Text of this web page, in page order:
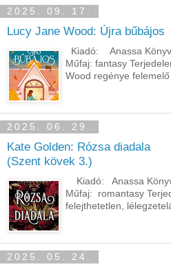
2025. 09. 17.
Lucy Jane Wood: Újra bűbájos
Kiadó: Anassa
Műfaj: fantasy
Wood regénye felemelő
2025. 06. 29.
Kate Golden: Rózsa diadala
(Szent kövek 3.)
Kiadó: Anassa
Műfaj: romantasy
felejthetetlen,
2025. 05. 24.